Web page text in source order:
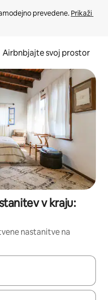
prevedene. Prikaži
Airbnbjajte svoj prostor
v kraju:
nastanitve na
s puščičnima tipkama gor in